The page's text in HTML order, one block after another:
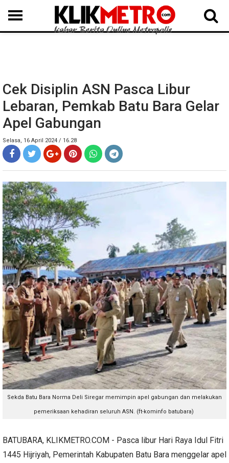
MEDAN LANGKAT DAIRI SAMOSIR TAPUT BATUBARA DELISERDANG
Cek Disiplin ASN Pasca Libur
Lebaran, Pemkab Batu Bara Gelar
Apel Gabungan
Selasa, 16 April 2024 / 16.28
Sekda Batu Bara Norma Deli Siregar memimpin apel gabungan dan melakukan
pemeriksaan kehadiran seluruh ASN. (ft-kominfo batubara)
BATUBARA, KLIKMETRO.COM - Pasca libur Hari Raya Idul Fitri
1445 Hijriyah, Pemerintah Kabupaten Batu Bara menggelar apel